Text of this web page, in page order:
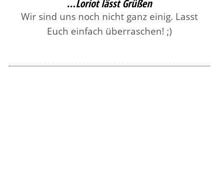
...Loriot lässt Grüßen
Wir sind uns noch nicht ganz einig. Lasst
Euch einfach überraschen! ;)